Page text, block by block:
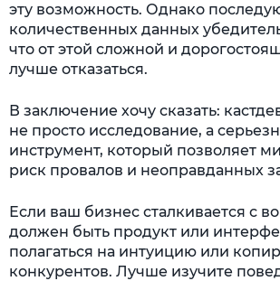
эту возможность. Однако
количественных данных
что от этой сложной и
лучше отказаться.
В заключение хочу сказать:
не просто исследование, а
инструмент, который позволяет
риск провалов и неоправданных
Если ваш бизнес сталкивается с
должен быть продукт или
полагаться на интуицию или
конкурентов. Лучше изучите